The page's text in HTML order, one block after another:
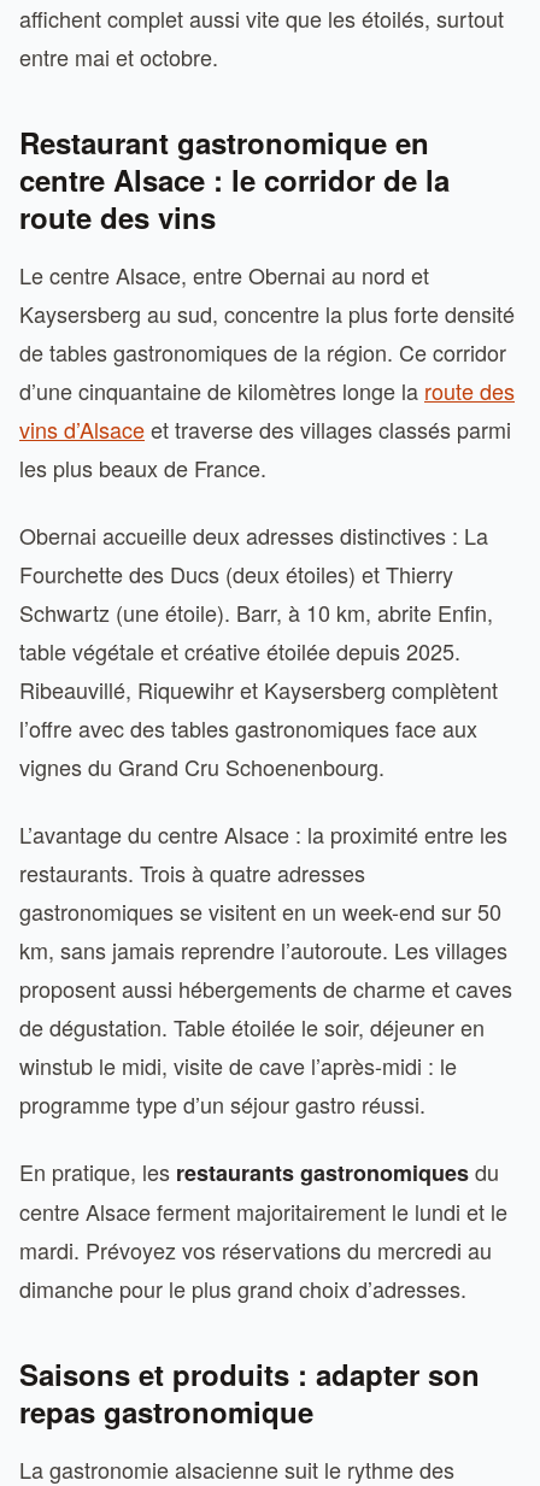
affichent complet aussi vite que les étoilés, surtout
entre mai et octobre.
Restaurant gastronomique en
centre Alsace : le corridor de la
route des vins
Le centre Alsace, entre Obernai au nord et
Kaysersberg au sud, concentre la plus forte densité
de tables gastronomiques de la région. Ce corridor
d’une cinquantaine de kilomètres longe la route des
vins d’Alsaceet traverse des villages classés parmi
les plus beaux de France.
Obernai accueille deux adresses distinctives : La
Fourchette des Ducs (deux étoiles) et Thierry
Schwartz (une étoile). Barr, à 10 km, abrite Enfin,
table végétale et créative étoilée depuis 2025.
Ribeauvillé, Riquewihr et Kaysersberg complètent
l’offre avec des tables gastronomiques face aux
vignes du Grand Cru Schoenenbourg.
L’avantage du centre Alsace : la proximité entre les
restaurants. Trois à quatre adresses
gastronomiques se visitent en un week-end sur 50
km, sans jamais reprendre l’autoroute. Les villages
proposent aussi hébergements de charme et caves
de dégustation. Table étoilée le soir, déjeuner en
winstub le midi, visite de cave l’après-midi : le
programme type d’un séjour gastro réussi.
En pratique, les restaurants gastronomiquesdu
centre Alsace ferment majoritairement le lundi et le
mardi. Prévoyez vos réservations du mercredi au
dimanche pour le plus grand choix d’adresses.
Saisons et produits : adapter son
repas gastronomique
La gastronomie alsacienne suit le rythme des